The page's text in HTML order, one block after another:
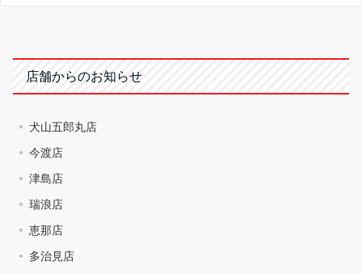
店舗からのお知らせ
犬山五郎丸店
今渡店
津島店
瑞浪店
恵那店
多治見店